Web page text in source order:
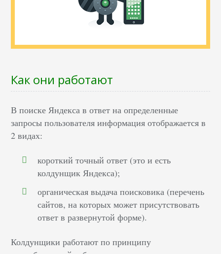
Как они работают
В поиске Яндекса в ответ на определенные
запросы пользователя информация отображается в
2 видах:
короткий точный ответ (это и есть
колдунщик Яндекса);
органическая выдача поисковика (перечень
сайтов, на которых может присутствовать
ответ в развернутой форме).
Колдунщики работают по принципу